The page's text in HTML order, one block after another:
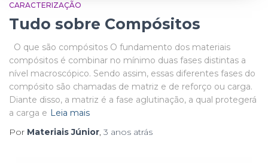
CARACTERIZAÇÃO
Tudo sobre Compósitos
O que são compósitos O fundamento dos materiais
compósitos é combinar no mínimo duas fases distintas a
nível macroscópico. Sendo assim, essas diferentes fases do
compósito são chamadas de matriz e de reforço ou carga.
Diante disso, a matriz é a fase aglutinação, a qual protegerá
a carga e Leia mais
Por Materiais Júnior, 3 anos atrás